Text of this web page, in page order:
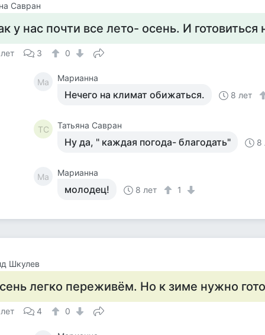
Савран
у нас почти все лето- осень. И готовиться
3 0
Ма Марианна
Нечего на климат обижаться. 8 лет
ТС Татьяна Савран
Ну да, " каждая погода- благодать" 8
Ма Марианна
молодец! 8 лет 1
Шкулев
легко переживём. Но к зиме нужно
4 0